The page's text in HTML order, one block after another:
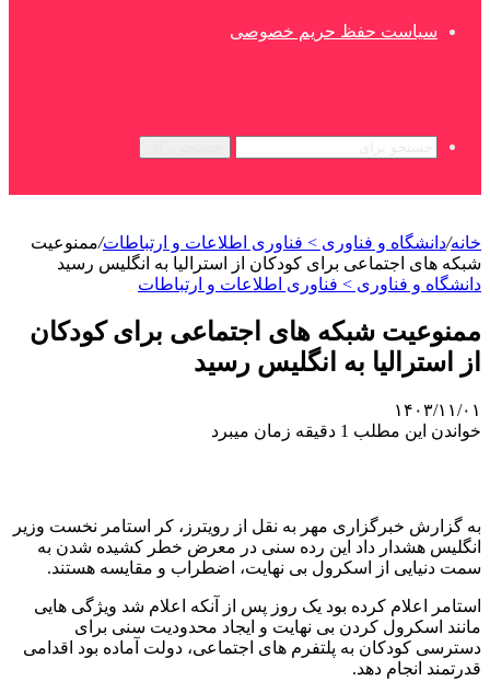
سیاست حفظ حریم خصوصی
خانه/دانشگاه و فناوری > فناوری اطلاعات و ارتباطات/ممنوعیت
شبکه های اجتماعی برای کودکان از استرالیا به انگلیس رسید
دانشگاه و فناوری > فناوری اطلاعات و ارتباطات
ممنوعیت شبکه های اجتماعی برای کودکان
از استرالیا به انگلیس رسید
۱۴۰۳/۱۱/۰۱
خواندن این مطلب 1 دقیقه زمان میبرد
به گزارش خبرگزاری مهر به نقل از رویترز، کر استامر نخست وزیر
انگلیس هشدار داد این رده سنی در معرض خطر کشیده شدن به
سمت دنیایی از اسکرول بی نهایت، اضطراب و مقایسه هستند.
استامر اعلام کرده بود یک روز پس از آنکه اعلام شد ویژگی هایی
مانند اسکرول کردن بی نهایت و ایجاد محدودیت سنی برای
دسترسی کودکان به پلتفرم های اجتماعی، دولت آماده بود اقدامی
قدرتمند انجام دهد.